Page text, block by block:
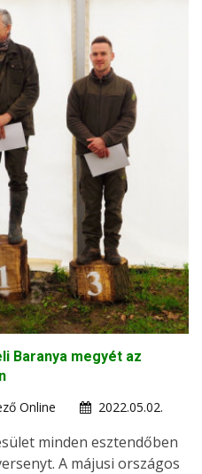
Baranya megyét az
Online
2022.05.02.
minden esztendőben
A májusi országos